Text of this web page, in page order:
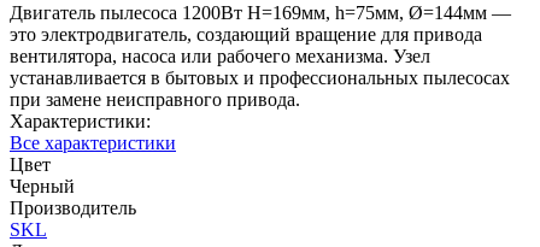
Двигатель пылесоса 1200Вт H=169мм, h=75мм, Ø=144мм —
это электродвигатель, создающий вращение для привода
вентилятора, насоса или рабочего механизма. Узел
устанавливается в бытовых и профессиональных пылесосах
при замене неисправного привода.
Характеристики:
Все характеристики
Цвет
Черный
Производитель
SKL